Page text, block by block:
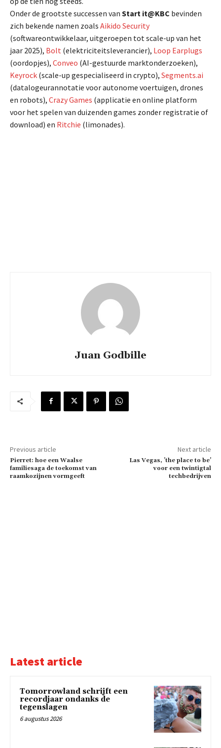
Onder de grootste successen van Start it@KBC bevinden
zich bekende namen zoals Aikido Security
(softwareontwikkelaar, uitgeroepen tot scale-up van het
jaar 2025), Bolt (elektriciteitsleverancier), Loop Earplugs
(oordopjes), Conveo (AI-gestuurde marktonderzoeken),
Keyrock (scale-up gespecialiseerd in crypto), Segments.ai
(datalogeurannotatie voor autonome voertuigen, drones
en robots), Crazy Games (applicatie en online platform
voor het spelen van duizenden games zonder registratie of
download) en Ritchie (limonades).
Juan Godbille
Previous article
Pierret: hoe een Waalse
familiesaga de toekomst van
raamkozijnen vormgeeft
Next article
Las Vegas, ’the place to be’
voor een twintigtal
techbedrijven
Latest article
Tomorrowland schrijft een
recordjaar ondanks de
tegenslagen
6 augustus 2026